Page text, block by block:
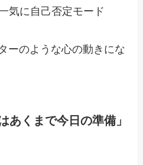
気に自己否定モード
ーのような心の動きにな
あくまで今日の準備」